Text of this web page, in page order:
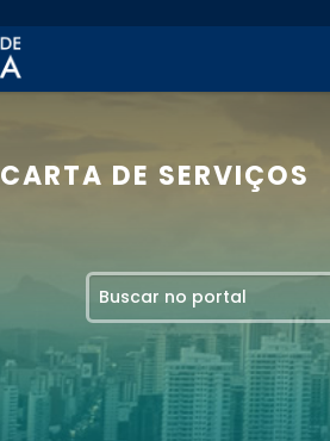
CARTA DE SERVIÇOS